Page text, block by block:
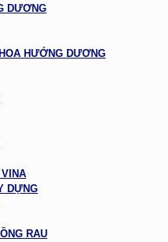
DƯƠNG
HƯỚNG DƯƠNG
DỰNG
RAU